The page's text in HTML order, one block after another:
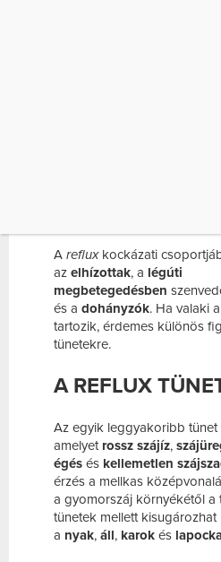
A refluxkockázati
az elhízottak, a légúti
megbetegedésben
és a dohányzók. Ha valaki
tartozik, érdemes különös
tünetekre.
A REFLUX
Az egyik leggyakoribb tünet
amelyet rossz szájíz,
égés és kellemetlen
érzés a mellkas
a gyomorszáj környékétől a
tünetek mellett kisugározhat
a nyak, áll, karok és